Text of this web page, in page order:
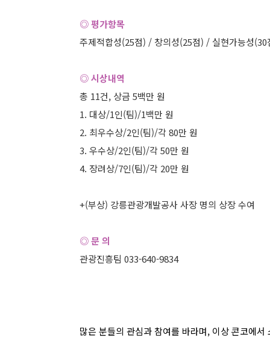
◎ 평가항목
주제적합성(25점) / 창의성(25점) / 실현가능성
◎ 시상내역
총 11건, 상금 5백만 원
1. 대상/1인(팀)/1백만 원
2. 최우수상/2인(팀)/각 80만 원
3. 우수상/2인(팀)/각 50만 원
4. 장려상/7인(팀)/각 20만 원
+(부상) 강릉관광개발공사 사장 명의 상장 수여
◎ 문 의
관광진흥팀 033-640-9834
많은 분들의 관심과 참여를 바라며, 이상 콘코에서